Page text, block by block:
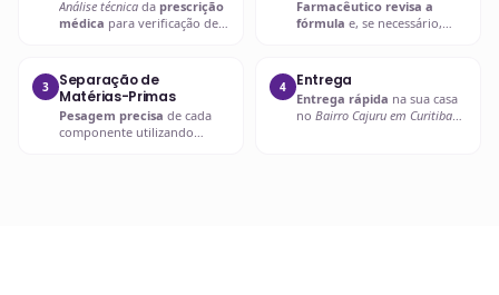
Análise técnica da prescrição
médica para verificação de
Farmacêutico revisa a
fórmula e, se necessário,
esclarecimentos.
3
Separação de
Matérias-Primas
Pesagem precisa de cada
componente utilizando
4 Entrega
Entrega rápida na sua casa
no Bairro Cajuru em Curitiba